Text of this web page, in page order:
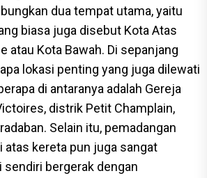
dua tempat utama, yaitu
biasa juga disebut Kota Atas
atau Kota Bawah. Di sepanjang
lokasi penting yang juga dilewati
di antaranya adalah Gereja
distrik Petit Champlain,
Selain itu, pemadangan
atas kereta pun juga sangat
sendiri bergerak dengan